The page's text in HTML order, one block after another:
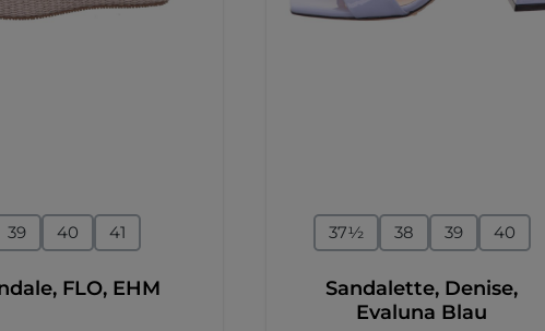
auswählen
39 40 41
FLO, EHM
Größeauswählen
37½ 38 39 40
Sandalette, Denise,
Evaluna Blau